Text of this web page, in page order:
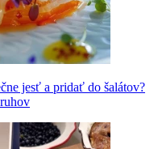
jesť a pridať do šalátov?